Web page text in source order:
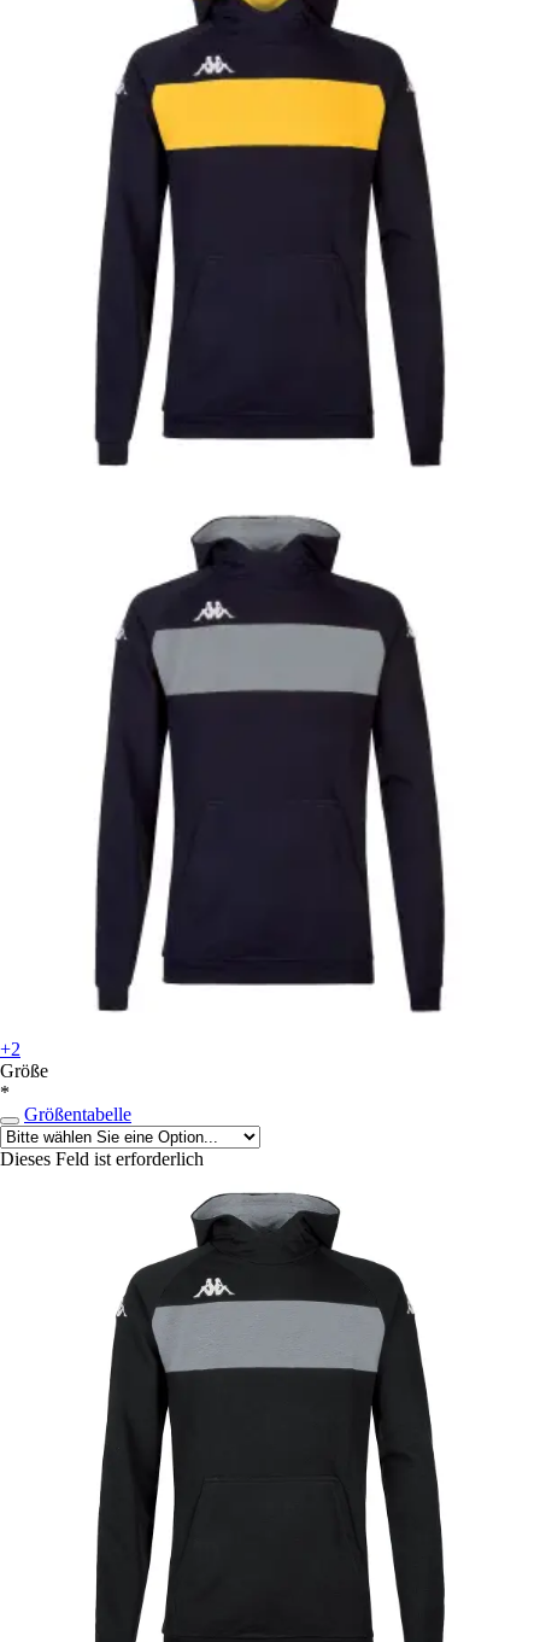
+2
Größe
*
Größentabelle
Dieses Feld ist erforderlich